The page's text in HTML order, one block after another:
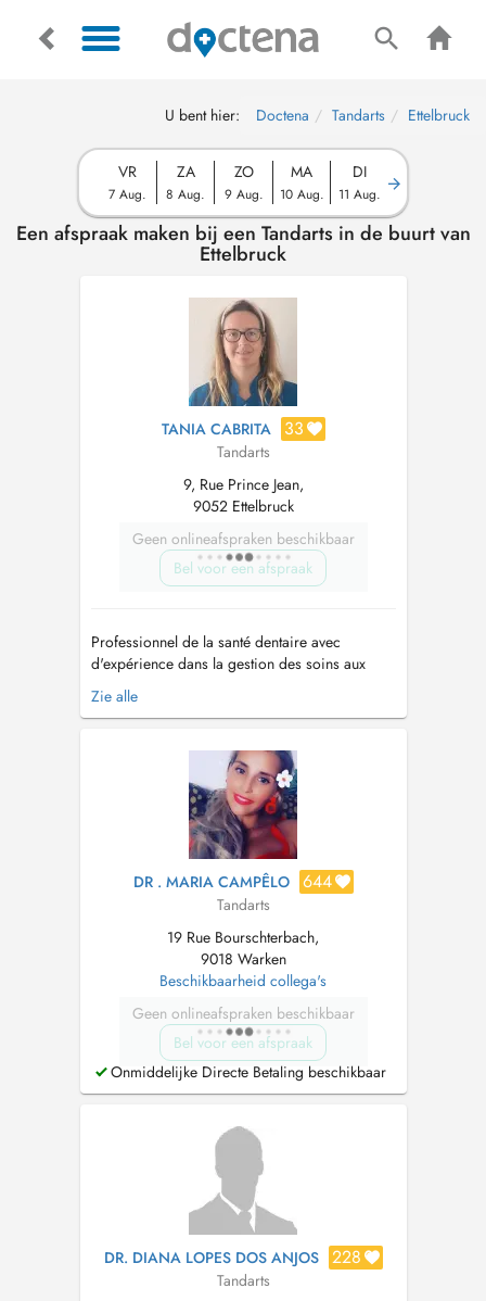
U bent hier: Doctena Tandarts Ettelbruck
VR
7 Aug.
ZA
8 Aug.
ZO
9 Aug.
MA
10 Aug.
DI
11 Aug.
Een afspraak maken bij een Tandarts in de buurt van
Ettelbruck
TANIA CABRITA 33
Tandarts
9, Rue Prince Jean,
9052 Ettelbruck
Geen onlineafspraken beschikbaar
Bel voor een afspraak
Professionnel de la santé dentaire avec
d'expérience dans la gestion des soins aux
patients et la réalisation de traitements
dentaires, toujours axé sur l'amélioration de
clinique Maló à Lisbonne pendant 8 ans.
Domaine de compétence - Chirurgie buccal...
Zie alle
DR . MARIA CAMPÊLO 644
Tandarts
19 Rue Bourschterbach,
9018 Warken
Beschikbaarheid collega's
Geen onlineafspraken beschikbaar
Bel voor een afspraak
Onmiddelijke Directe Betaling beschikbaar
DR. DIANA LOPES DOS ANJOS 228
Tandarts